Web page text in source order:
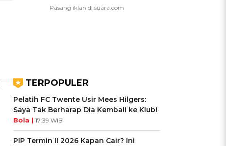
TERPOPULER
Pelatih FC Twente Usir Mees Hilgers:
Saya Tak Berharap Dia Kembali ke Klub!
Bola | 17:39 WIB
PIP Termin II 2026 Kapan Cair? Ini